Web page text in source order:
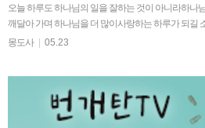
오늘 하루도 하나님의 일을 잘하는 것이 아니라하나
깨달아 가며 하나님을 더 많이사랑하는 하루가 되길
상 후)어제보다 오늘오늘 보다 내일도 주님위해일…
몽도사 05.23